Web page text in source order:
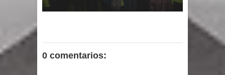
0 comentarios: